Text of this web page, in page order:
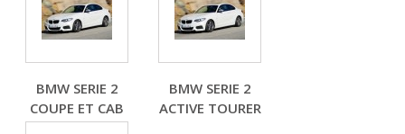
BMW SERIE 2
COUPE ET CAB
BMW SERIE 2
ACTIVE TOURER